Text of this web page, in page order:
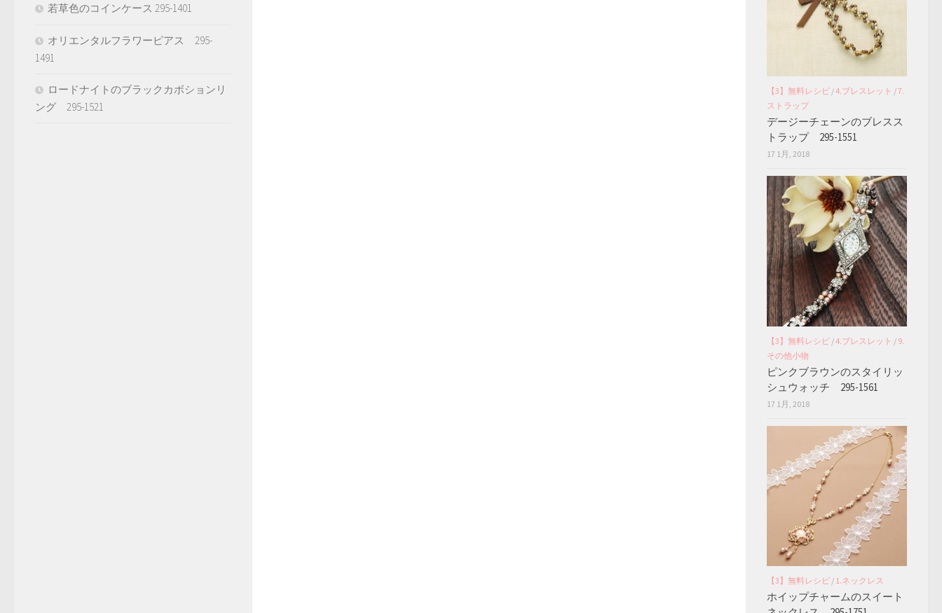
若草色のコインケース 295-1401
オリエンタルフラワーピアス 295-
1491
ロードナイトのブラックカボションリ
ング 295-1521
【3】無料レシピ /4.ブレスレット /7.
ストラップ
デージーチェーンのブレスス
トラップ 295-1551
17 1月, 2018
【3】無料レシピ /4.ブレスレット / 9.
その他小物
ピンクブラウンのスタイリッ
シュウォッチ 295-1561
17 1月, 2018
【3】無料レシピ / 1.ネックレス
ホイップチャームのスイート